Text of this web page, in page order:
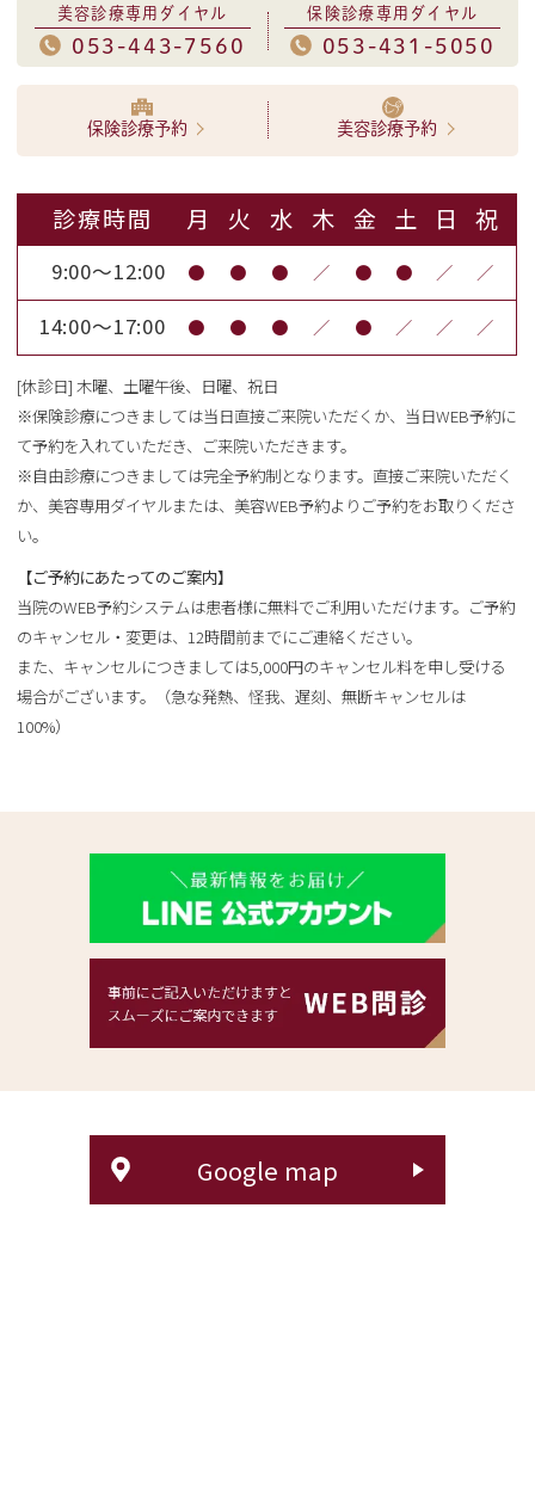
美容診療専用ダイヤル
053-443-7560
保険診療専用ダイヤル
053-431-5050
保険診療予約 美容診療予約
診療時間 月 火 水 木 金 土 日 祝
9:00～12:00 ● ● ● ／ ● ● ／ ／
14:00～17:00 ● ● ● ／ ● ／ ／ ／
[休診日] 木曜、土曜午後、日曜、祝日
※保険診療につきましては当日直接ご来院いただくか、当日WEB予約に
て予約を入れていただき、ご来院いただきます。
※自由診療につきましては完全予約制となります。直接ご来院いただく
か、美容専用ダイヤルまたは、美容WEB予約よりご予約をお取りくださ
い。
【ご予約にあたってのご案内】
当院のWEB予約システムは患者様に無料でご利用いただけます。ご予約
のキャンセル・変更は、12時間前までにご連絡ください。
また、キャンセルにつきましては5,000円のキャンセル料を申し受ける
場合がございます。（急な発熱、怪我、遅刻、無断キャンセルは
100%）
Google map